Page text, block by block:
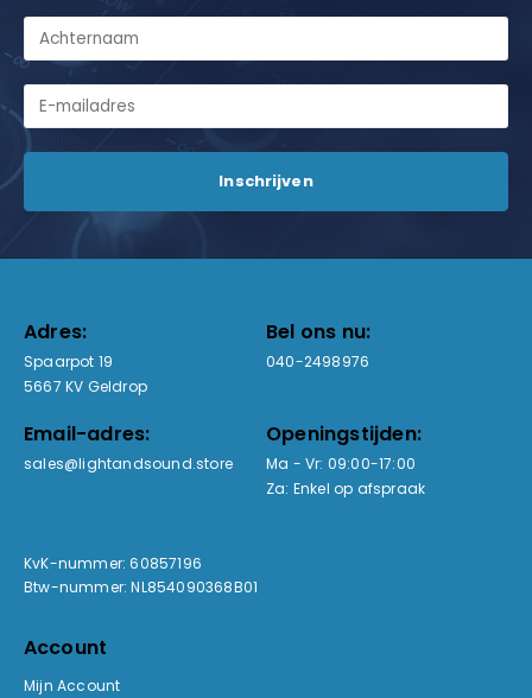
Adres:
Spaarpot 19
5667 KV Geldrop
Bel ons nu:
040-2498976
Email-adres:
sales@lightandsound.store
Openingstijden:
Ma - Vr: 09:00-17:00
Za: Enkel op afspraak
KvK-nummer: 60857196
Btw-nummer: NL854090368B01
Account
Mijn Account